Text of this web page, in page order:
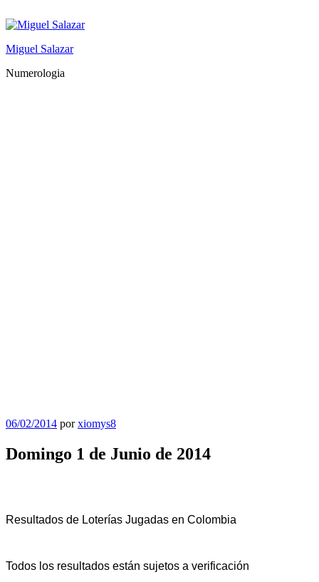
al
Miguel Salazar
Numerologia
Publicado
06/02/2014 porxiomys8
Domingo 1 de Junio de 2014
Resultados de Loterías Jugadas en Colombia
Todos los resultados están sujetos a verificación